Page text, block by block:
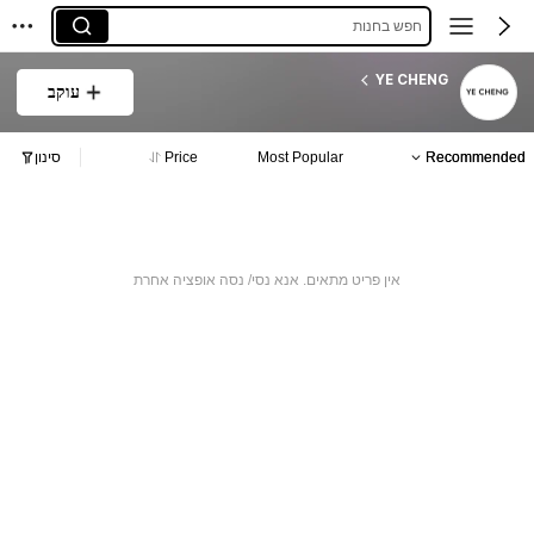
חפש בחנות
YE CHENG
עוקב
Recommended
Most Popular
Price סינון
אין פריט מתאים. אנא נסי/ נסה אופציה אחרת